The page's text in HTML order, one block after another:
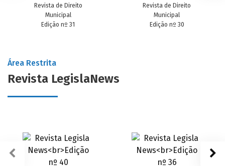
Revista de Direito
Municipal
Edição nº 31
Revista de Direito
Municipal
Edição nº 30
Área Restrita
Revista LegislaNews